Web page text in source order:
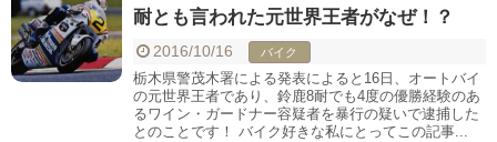
耐とも言われた元世界王者がなぜ！？
2016/10/16 バイク
栃木県警茂木署による発表によると16日、オートバイ
の元世界王者であり、鈴鹿8耐でも4度の優勝経験のあ
るワイン・ガードナー容疑者を暴行の疑いで逮捕した
とのことです！ バイク好きな私にとってこの記事...